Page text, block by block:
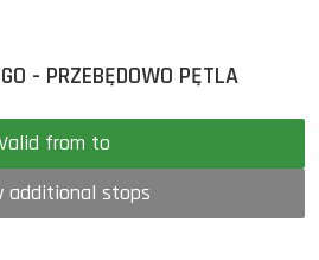
- PRZEBĘDOWO PĘTLA
Valid from to
additional stops